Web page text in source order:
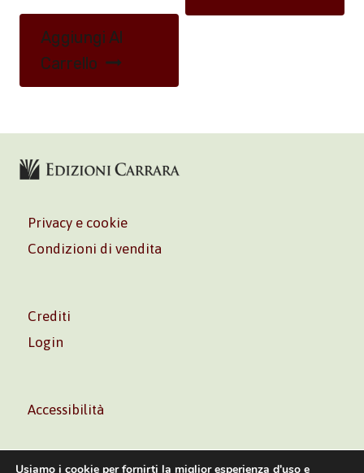
Aggiungi Al
Carrello
Privacy e cookie
Condizioni di vendita
Crediti
Login
Accessibilità
Usiamo i cookie per fornirti la miglior esperienza d'uso e